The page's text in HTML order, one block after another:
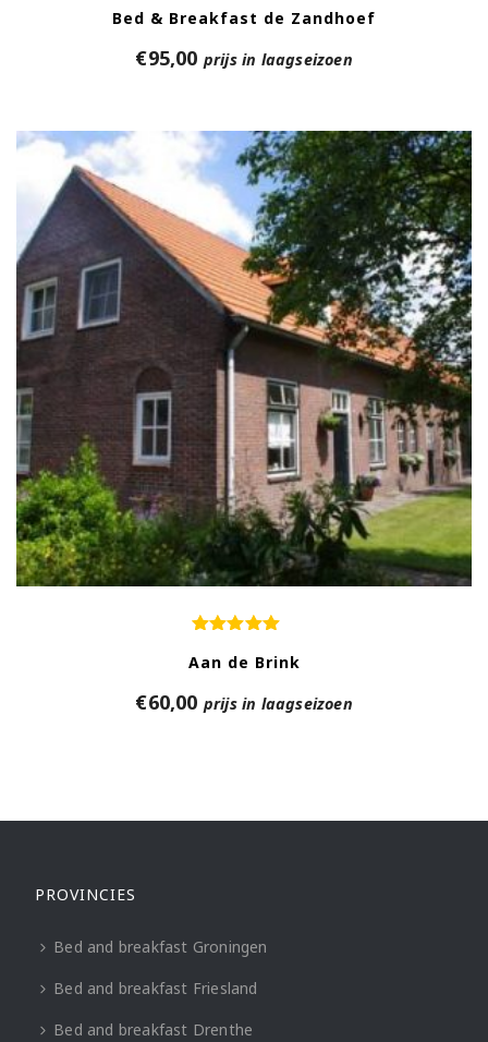
Bed & Breakfast de Zandhoef
€95,00 prijs in laagseizoen
Aan de Brink
€60,00 prijs in laagseizoen
PROVINCIES
Bed and breakfast Groningen
Bed and breakfast Friesland
Bed and breakfast Drenthe